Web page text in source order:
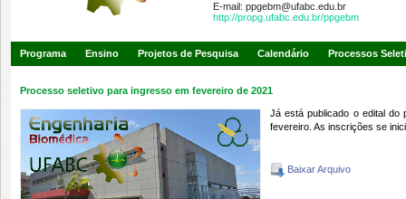
E-mail: ppgebm@ufabc.edu.br
http://propg.ufabc.edu.br/ppgebm
Programa Ensino Projetos de Pesquisa Calendário Processos
Processo seletivo para ingresso em fevereiro de 2021
Já está publicado o edital do
fevereiro. As inscrições se
Baixar Arquivo